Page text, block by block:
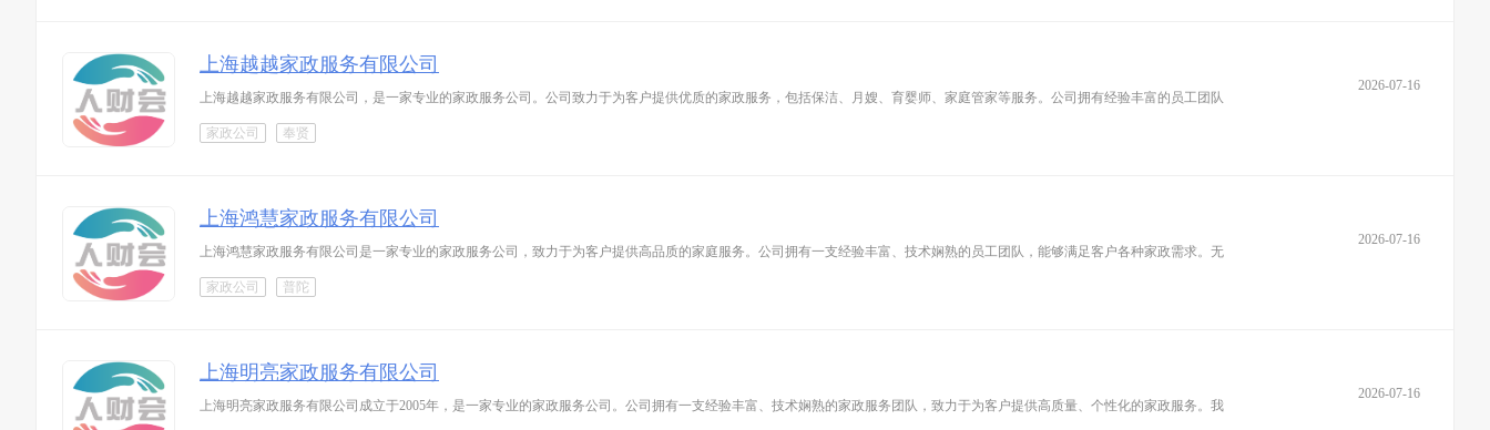
2026-07-16
上海越越家政服务有限公司
上海越越家政服务有限公司，是一家专业的家政服务公司。公司致力于为客户提供优质的家政服务，包括保洁、月嫂、育婴师、家庭管家等服务。公司拥有经验丰富的员工团队
家政公司 奉贤
2026-07-16
上海鸿慧家政服务有限公司
上海鸿慧家政服务有限公司是一家专业的家政服务公司，致力于为客户提供高品质的家庭服务。公司拥有一支经验丰富、技术娴熟的员工团队，能够满足客户各种家政需求。无
家政公司 普陀
2026-07-16
上海明亮家政服务有限公司
上海明亮家政服务有限公司成立于2005年，是一家专业的家政服务公司。公司拥有一支经验丰富、技术娴熟的家政服务团队，致力于为客户提供高质量、个性化的家政服务。我